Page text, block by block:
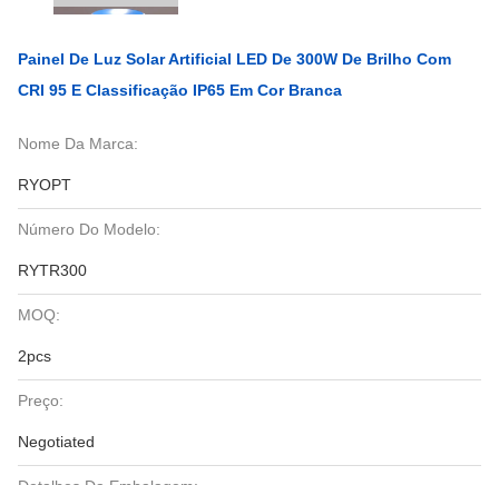
Painel De Luz Solar Artificial LED De 300W De Brilho Com
CRI 95 E Classificação IP65 Em Cor Branca
Nome Da Marca:
RYOPT
Número Do Modelo:
RYTR300
MOQ:
2pcs
Preço:
Negotiated